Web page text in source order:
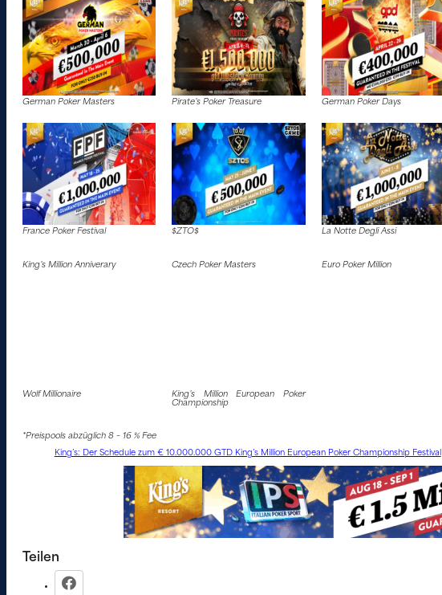
German Poker Masters Pirate’s Poker Treasure German Poker Days
France Poker Festival $ZTO$ La Notte Degli Assi
King’s Million Anniverary Czech Poker Masters Euro Poker Million
Wolf Millionaire
King’s Million European Poker
Championship
*Preispools abzüglich 8 – 16 % Fee
King’s: Der Schedule zum € 10.000.000 GTD King’s Million European Poker Championship Festival
Teilen